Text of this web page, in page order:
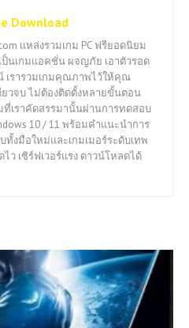
Download
แหล่งรวมเกม PC ฟรียอดนิยม
นเกมแอคชั่น ผจญภัย เอาตัวรอด
เรารวมเกมคุณภาพไว้ให้คุณ
วจบ ไม่ต้องติดตั้งหลายขั้นตอน
เราคัดสรรมานั้นผ่านการทดสอบ
10 / 11 พร้อมคำแนะนำการ
ทั้งมือใหม่และเกมเมอร์ระดับเทพ
ว เซิร์ฟเวอร์แรง ดาวน์โหลดได้